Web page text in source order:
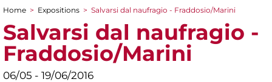
You are here
Home > Expositions > Salvarsi dal naufragio - Fraddosio/Marini
Salvarsi dal naufragio -
Fraddosio/Marini
06/05 - 19/06/2016